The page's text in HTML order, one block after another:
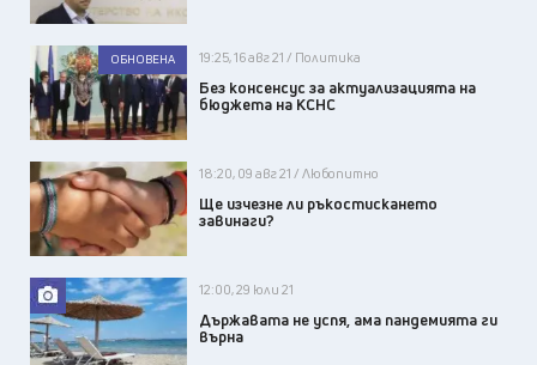
ОБНОВЕНА 19:25, 16 авг 21 / Политика
Без консенсус за актуализацията на
бюджета на КСНС
18:20, 09 авг 21 / Любопитно
Ще изчезне ли ръкостискането
завинаги?
12:00, 29 юли 21
Държавата не успя, ама пандемията ги
върна